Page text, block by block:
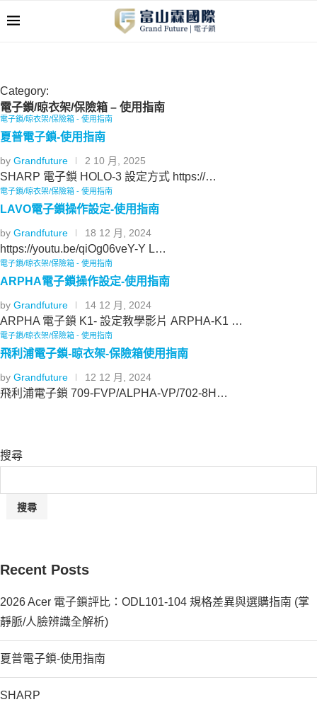
Category:
電子鎖/晾衣架/保險箱 – 使用指南
電子鎖/晾衣架/保險箱 - 使用指南
夏普電子鎖-使用指南
by Grandfuture 2 10 月, 2025
SHARP 電子鎖 HOLO-3 設定方式 https://…
電子鎖/晾衣架/保險箱 - 使用指南
LAVO電子鎖操作設定-使用指南
by Grandfuture 18 12 月, 2024
https://youtu.be/qiOg06veY-Y L…
電子鎖/晾衣架/保險箱 - 使用指南
ARPHA電子鎖操作設定-使用指南
by Grandfuture 14 12 月, 2024
ARPHA 電子鎖 K1- 設定教學影片 ARPHA-K1 …
電子鎖/晾衣架/保險箱 - 使用指南
飛利浦電子鎖-晾衣架-保險箱使用指南
by Grandfuture 12 12 月, 2024
飛利浦電子鎖 709-FVP/ALPHA-VP/702-8H…
搜尋
搜尋
Recent Posts
2026 Acer 電子鎖評比：ODL101-104 規格差異與選購指南 (掌
靜脈/人臉辨識全解析)
夏普電子鎖-使用指南
SHARP